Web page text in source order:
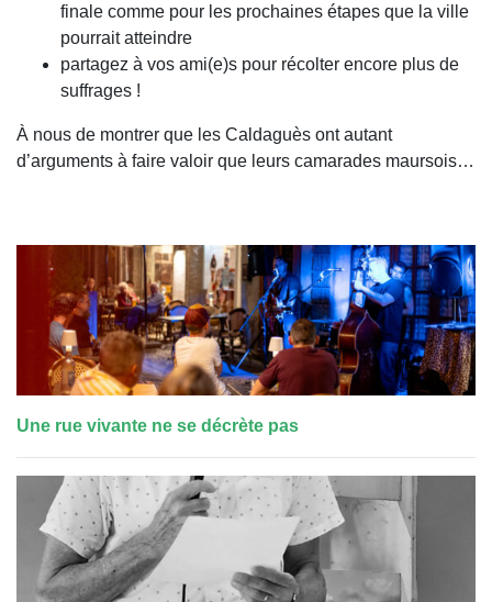
finale comme pour les prochaines étapes que la ville
pourrait atteindre
partagez à vos ami(e)s pour récolter encore plus de
suffrages !
À nous de montrer que les Caldaguès ont autant
d’arguments à faire valoir que leurs camarades maursois…
Une rue vivante ne se décrète pas